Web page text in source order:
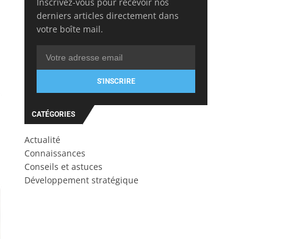
derniers articles directement dans
votre boîte mail.
S'INSCRIRE
CATÉGORIES
Actualité
Connaissances
Conseils et astuces
Développement stratégique